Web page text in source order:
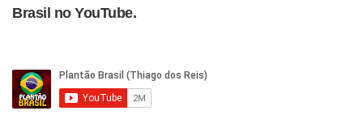
Brasil no YouTube.